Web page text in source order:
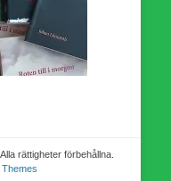
. Alla rättigheter förbehållna.